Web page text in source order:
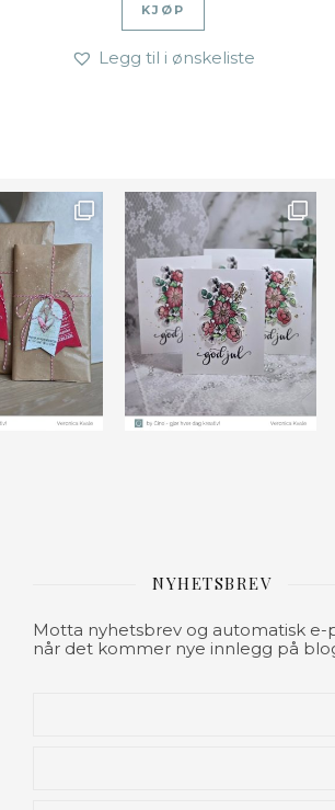
KJØP
Legg til i ønskeliste
NYHETSBREV
Motta nyhetsbrev og automatisk e-
når det kommer nye innlegg på